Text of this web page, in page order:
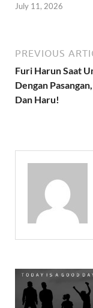
July 11, 2026
PREVIOUS
Furi Harun Saat
Dengan
Dan Haru!